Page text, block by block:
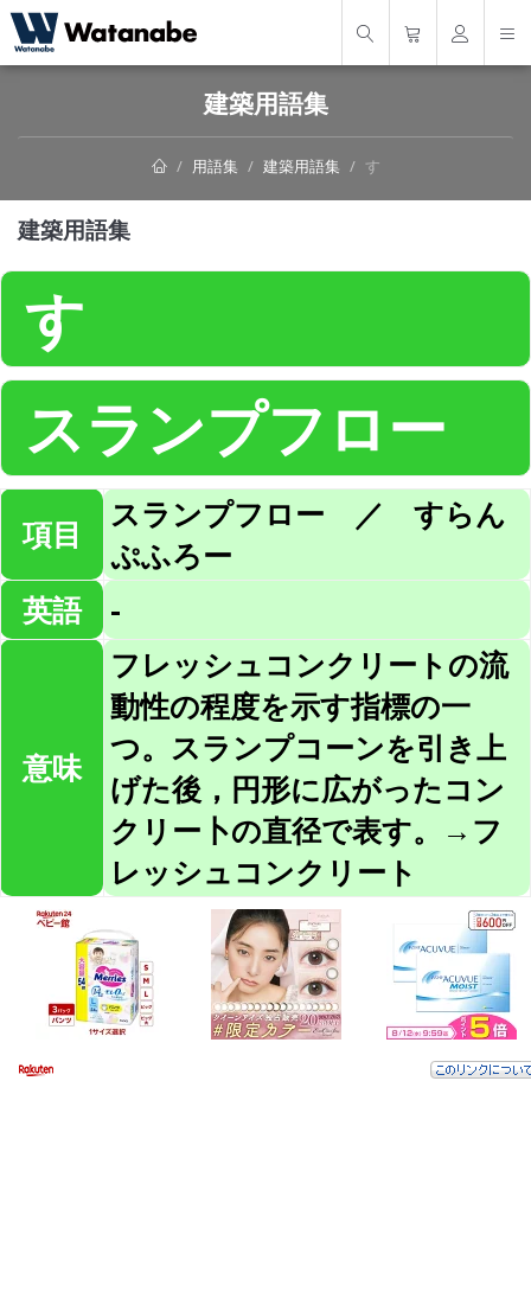
建築用語集
用語集 建築用語集 す
建築用語集
す
スランプフロー
項目
スランプフロー ／ すらん
ぷふろー
英語
-
意味
フレッシュコンクリートの流
動性の程度を示す指標の一
つ。スランプコーンを引き上
げた後，円形に広がったコン
クリー卜の直径で表す。→フ
レッシュコンクリート